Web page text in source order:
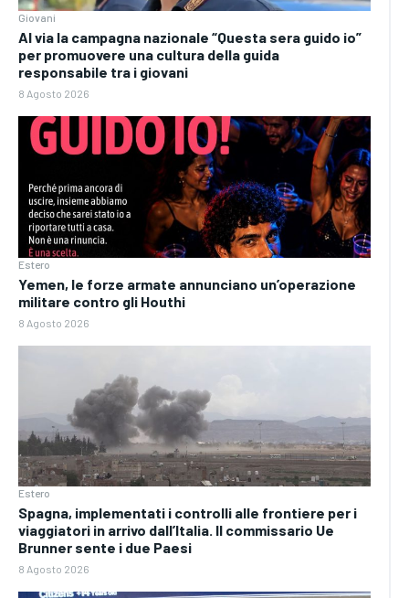
Giovani
Al via la campagna nazionale “Questa sera guido io”
per promuovere una cultura della guida
responsabile tra i giovani
8 Agosto 2026
Estero
Yemen, le forze armate annunciano un’operazione
militare contro gli Houthi
8 Agosto 2026
Estero
Spagna, implementati i controlli alle frontiere per i
viaggiatori in arrivo dall’Italia. Il commissario Ue
Brunner sente i due Paesi
8 Agosto 2026